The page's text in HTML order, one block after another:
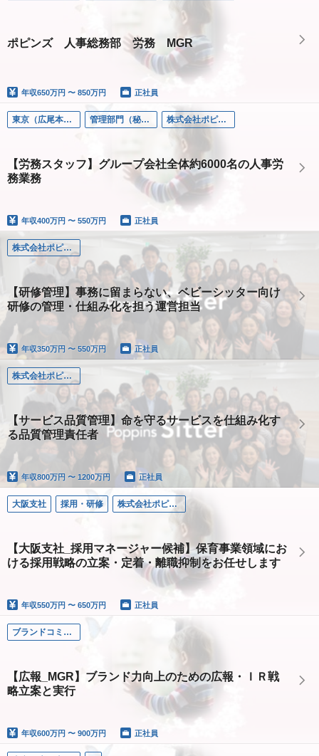
ポピンズ 人事総務部 労務 MGR
年収650万円 〜 850万円 正社員
東京（広尾本社） 管理部門（秘書/経理/法務など） 株式会社ポピンズ
【労務スタッフ】グループ会社全体約6000名の人事労
務業務
年収400万円 〜 550万円 正社員
株式会社ポピンズシッター
【研修管理】事務に留まらない、ベビーシッター向け
研修の管理・仕組み化を担う運営担当
年収350万円 〜 550万円 正社員
株式会社ポピンズシッター
【サービス品質管理】命を守るサービスを仕組み化す
る品質管理責任者
年収800万円 〜 1200万円 正社員
大阪支社 採用・研修 株式会社ポピンズエデュケア
【大阪支社_採用マネージャー候補】保育事業領域にお
ける採用戦略の立案・定着・離職抑制をお任せします
年収550万円 〜 650万円 正社員
ブランドコミュニケーション部 MGR
【広報_MGR】ブランド力向上のための広報・ＩＲ戦
略立案と実行
年収600万円 〜 900万円 正社員